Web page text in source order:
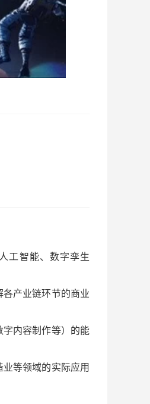
工智能、数字孪生
产业链环节的商业
内容制作等）的能
等领域的实际应用